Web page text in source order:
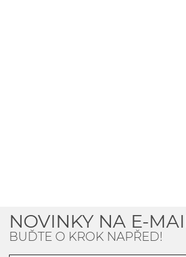
NOVINKY NA E-
BUĎTE O KROK NAPŘED!